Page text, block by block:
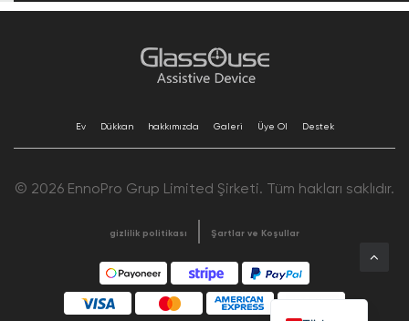
Ev Dükkan hakkımızda Galeri Üye Ol Destek
© 2026 EnnoPro Grup Limited Şirketi. Tüm hakları saklıdır.
gizlilik politikası Şartlar ve Koşullar